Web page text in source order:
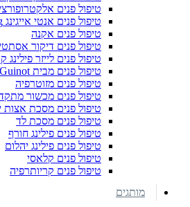
טיפול פנים
טיפול פנים אנטי אייגינג Smass Lifting
טיפול פנים אקנה
טיפול פנים דיקור
טיפול פנים לייזר פילינג
טיפול פנים מבית Guinot
טיפול פנים מזוטרפיה
טיפול פנים מכשור
טיפול פנים מסכת אצות
טיפול פנים מסכת לד
טיפול פנים פילינג חורף
טיפול פנים פילינג יהלום
טיפול פנים קלאסי
טיפול פנים קריותרפיה
מותגים